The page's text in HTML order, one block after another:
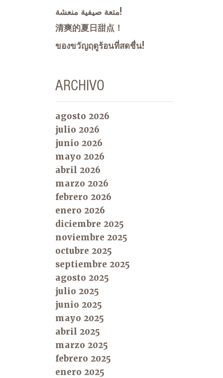
متعة صيفية منعشة!
清爽的夏日甜点！
ของขวัญฤดูร้อนที่สดชื่น!
ARCHIVO
agosto 2026
julio 2026
junio 2026
mayo 2026
abril 2026
marzo 2026
febrero 2026
enero 2026
diciembre 2025
noviembre 2025
octubre 2025
septiembre 2025
agosto 2025
julio 2025
junio 2025
mayo 2025
abril 2025
marzo 2025
febrero 2025
enero 2025